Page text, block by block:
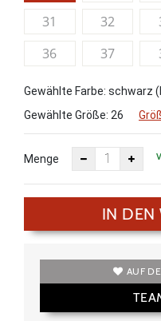
31
32
36
37
Gewählte Farbe: schwarz
Gewählte Größe: 26
Menge
IN DEN
AUF